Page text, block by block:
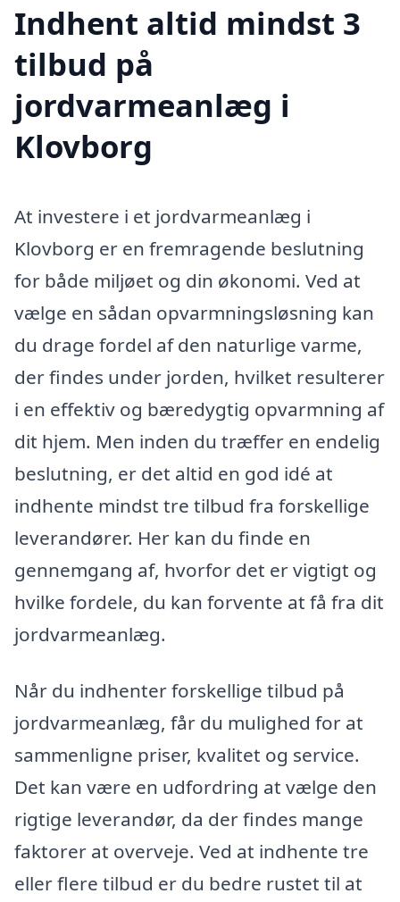
Indhent altid mindst 3
tilbud på
jordvarmeanlæg i
Klovborg
At investere i et jordvarmeanlæg i
Klovborg er en fremragende beslutning
for både miljøet og din økonomi. Ved at
vælge en sådan opvarmningsløsning kan
du drage fordel af den naturlige varme,
der findes under jorden, hvilket resulterer
i en effektiv og bæredygtig opvarmning af
dit hjem. Men inden du træffer en endelig
beslutning, er det altid en god idé at
indhente mindst tre tilbud fra forskellige
leverandører. Her kan du finde en
gennemgang af, hvorfor det er vigtigt og
hvilke fordele, du kan forvente at få fra dit
jordvarmeanlæg.
Når du indhenter forskellige tilbud på
jordvarmeanlæg, får du mulighed for at
sammenligne priser, kvalitet og service.
Det kan være en udfordring at vælge den
rigtige leverandør, da der findes mange
faktorer at overveje. Ved at indhente tre
eller flere tilbud er du bedre rustet til at